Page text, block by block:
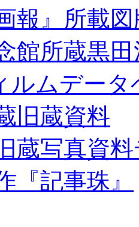
報』所載
館所蔵黒
ルムデータ
旧蔵資料
蔵写真資
『記事珠』